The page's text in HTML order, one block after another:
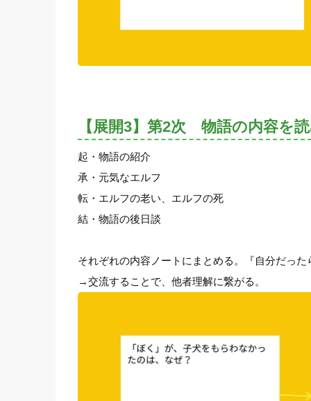
【展開3】第2次 物語の内容を
起・物語の紹介
承・元気なエルフ
転・エルフの老い、エルフの死
結・物語の後日談
それぞれの内容ノートにまとめる。『自分だっ
→交流することで、他者理解に繋がる。